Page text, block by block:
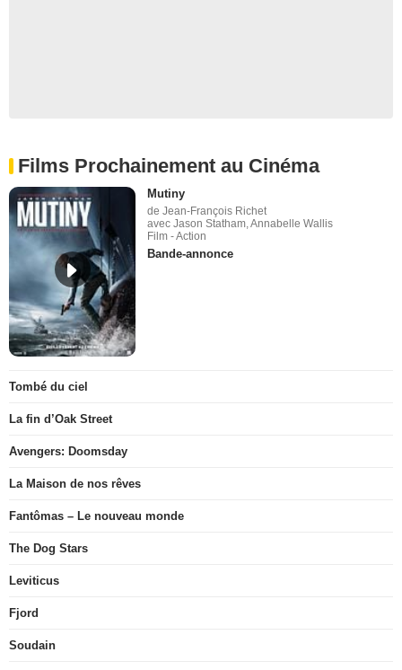
Films Prochainement au Cinéma
Mutiny
de Jean-François Richet
avec Jason Statham, Annabelle Wallis
Film - Action
Bande-annonce
Tombé du ciel
La fin d’Oak Street
Avengers: Doomsday
La Maison de nos rêves
Fantômas – Le nouveau monde
The Dog Stars
Leviticus
Fjord
Soudain